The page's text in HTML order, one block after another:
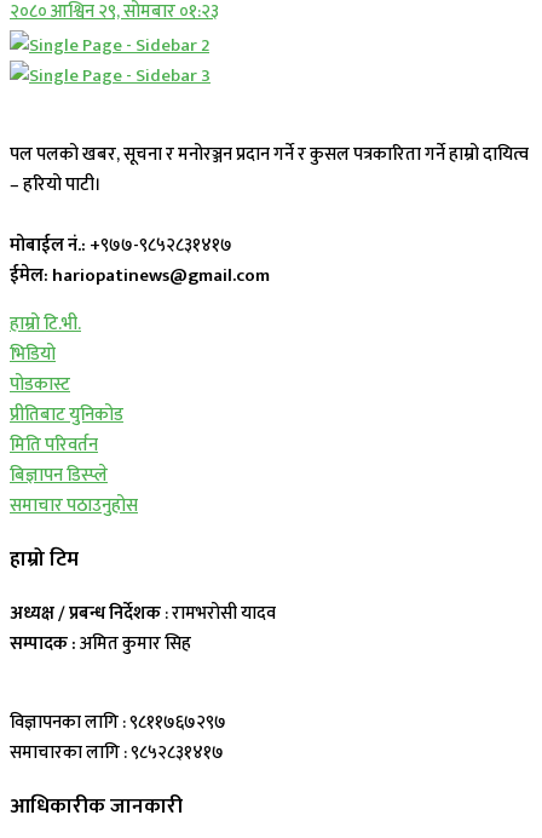
२०८० आश्विन २९, सोमबार ०१:२३
पल पलको खबर, सूचना र मनोरञ्जन प्रदान गर्ने र कुसल पत्रकारिता गर्ने हाम्रो दायित्व
– हरियो पाटी।
मोबाईल नं.: +९७७-९८५२८३१४१७
ईमेल: hariopatinews@gmail.com
हाम्रो टि.भी.
भिडियो
पोडकास्ट
प्रीतिबाट युनिकोड
मिति परिवर्तन
बिज्ञापन डिस्प्ले
समाचार पठाउनुहोस
हाम्रो टिम
अध्यक्ष / प्रबन्ध निर्देशक: रामभरोसी यादव
सम्पादक :अमित कुमार सिह
विज्ञापनका लागि : ९८११७६७२९७
समाचारका लागि : ९८५२८३१४१७
आधिकारीक जानकारी